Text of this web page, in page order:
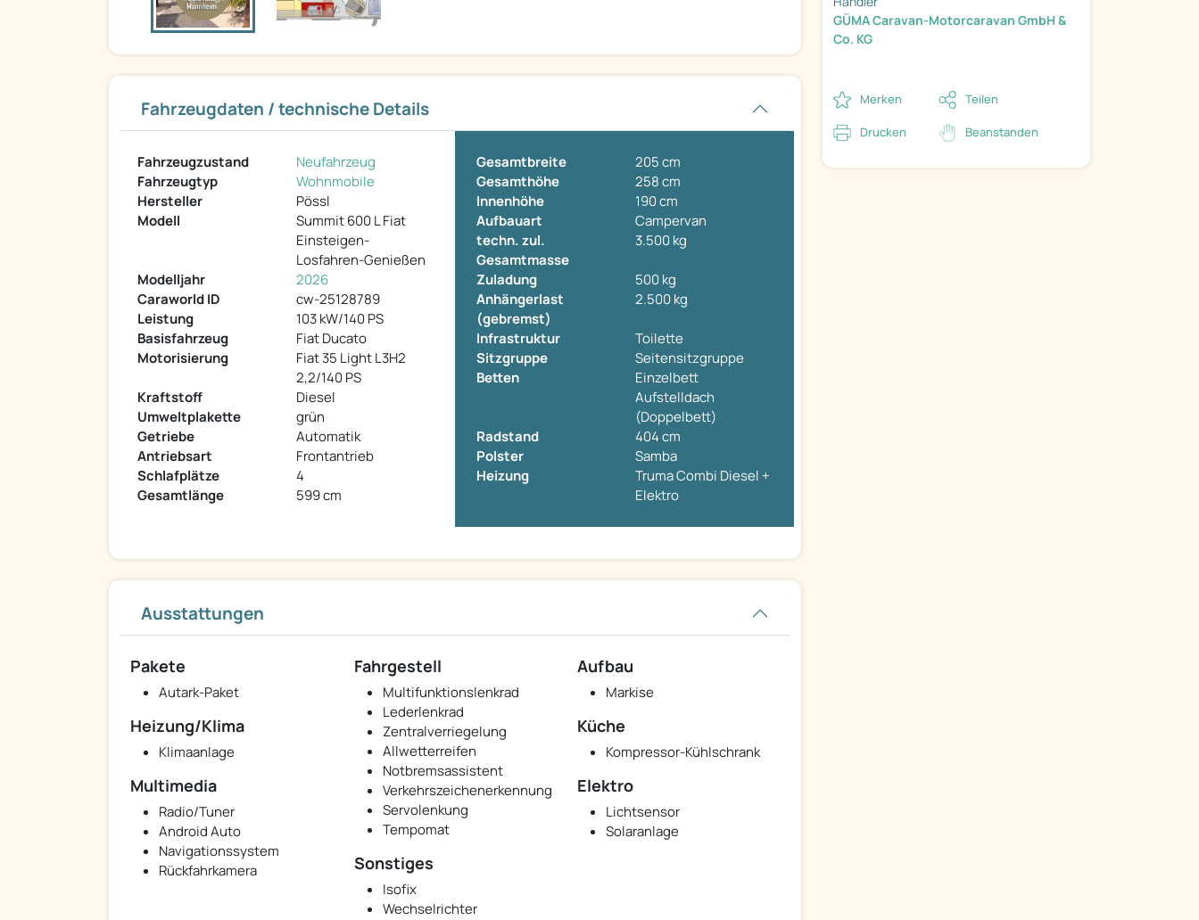
Fahrzeugdaten / technische Details
Fahrzeugzustand
Neufahrzeug
Fahrzeugtyp
Wohnmobile
Hersteller
Pössl
Modell
Summit 600 L Fiat
Einsteigen-
Losfahren-Genießen
Modelljahr
2026
Caraworld ID
cw-25128789
Leistung
103 kW/140 PS
Basisfahrzeug
Fiat Ducato
Motorisierung
Fiat 35 Light L3H2
2,2/140 PS
Kraftstoff
Diesel
Umweltplakette
grün
Getriebe
Automatik
Antriebsart
Frontantrieb
Schlafplätze
4
Gesamtlänge
599 cm
Gesamtbreite
205 cm
Gesamthöhe
258 cm
Innenhöhe
190 cm
Aufbauart
Campervan
techn. zul.
Gesamtmasse
3.500 kg
Zuladung
500 kg
Anhängerlast
(gebremst)
2.500 kg
Infrastruktur
Toilette
Sitzgruppe
Seitensitzgruppe
Betten
Einzelbett
Aufstelldach
(Doppelbett)
Radstand
404 cm
Polster
Samba
Heizung
Truma Combi Diesel +
Elektro
Ausstattungen
Pakete
Autark-Paket
Fahrgestell
Multifunktionslenkrad
Lederlenkrad
Zentralverriegelung
Allwetterreifen
Notbremsassistent
Verkehrszeichenerkennung
Servolenkung
Tempomat
Aufbau
Markise
Heizung/Klima
Klimaanlage
Küche
Kompressor-Kühlschrank
Multimedia
Radio/Tuner
Android Auto
Navigationssystem
Rückfahrkamera
Elektro
Lichtsensor
Solaranlage
Sonstiges
Isofix
Wechselrichter
GÜMA Caravan-Motorcaravan GmbH &
Co. KG
Merken Teilen
Drucken Beanstanden